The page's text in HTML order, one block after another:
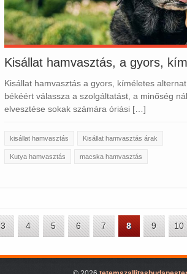
Kisállat hamvasztás, a gyors,
Kisállat hamvasztás a gyors, kíméletes
békéért válassza a szolgáltatást, a minőség
elvesztése sokak számára óriási […]
kisállat hamvasztás Kisállat hamvasztás árak
Kutya hamvasztás macska hamvasztás
3 4 5 6 7 8 9 10